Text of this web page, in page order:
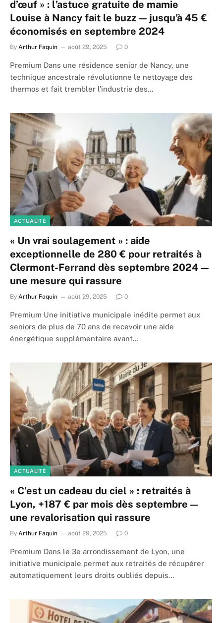
d’œuf » : l’astuce gratuite de mamie
Louise à Nancy fait le buzz — jusqu’à 45 €
économisés en septembre 2024
By Arthur Faquin août 29, 2025 0
Premium Dans une résidence senior de Nancy, une
technique ancestrale révolutionne le nettoyage des
thermos et fait trembler l’industrie des…
ACTUALITÉ
« Un vrai soulagement » : aide
exceptionnelle de 280 € pour retraités à
Clermont-Ferrand dès septembre 2024 —
une mesure qui rassure
By Arthur Faquin août 29, 2025 0
Premium Une initiative municipale inédite permet aux
seniors de plus de 70 ans de recevoir une aide
énergétique supplémentaire avant…
ACTUALITÉ
« C’est un cadeau du ciel » : retraités à
Lyon, +187 € par mois dès septembre —
une revalorisation qui rassure
By Arthur Faquin août 29, 2025 0
Premium Dans le 3e arrondissement de Lyon, une
initiative municipale permet aux retraités de récupérer
automatiquement leurs droits oubliés depuis…